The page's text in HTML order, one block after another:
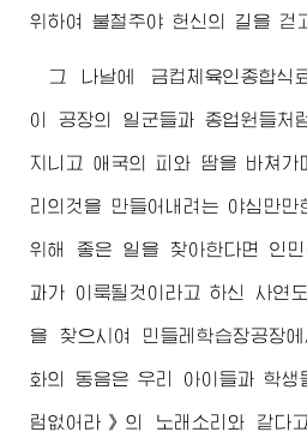
위하여 불철주야 헌신의 길을 걷
그 나날에 금컵체육인종합식
이 공장의 일군들과 종업원들처
지니고 애국의 피와 땀을 바쳐가
리의것을 만들어내려는 야심만
위해 좋은 일을 찾아한다면 인
과가 이룩될것이라고 하신 사연
을 찾으시여 민들레학습장공장
화의 동음은 우리 아이들과 학생
럼없어라》의 노래소리와 같다